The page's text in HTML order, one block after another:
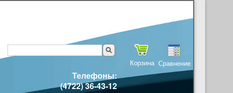
Телефоны:
(4722) 36-43-12
Корзина Сравнение